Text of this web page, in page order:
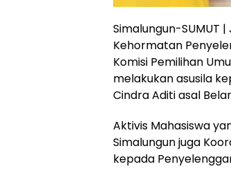
Simalungun-SUMUT
Kehormatan
Komisi Pemilihan
melakukan asusila
Cindra Aditi asal
Aktivis Mahasiswa
Simalungun juga
kepada